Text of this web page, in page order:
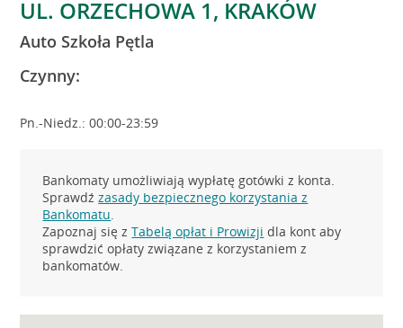
UL. ORZECHOWA 1, KRAKÓW
Auto Szkoła Pętla
Czynny:
Pn.-Niedz.: 00:00-23:59
Bankomaty umożliwiają wypłatę gotówki z konta.
Sprawdźzasady bezpiecznego korzystania z
Bankomatu.
Zapoznaj się zTabelą opłat i Prowizji dla kont aby
sprawdzić opłaty związane z korzystaniem z
bankomatów.